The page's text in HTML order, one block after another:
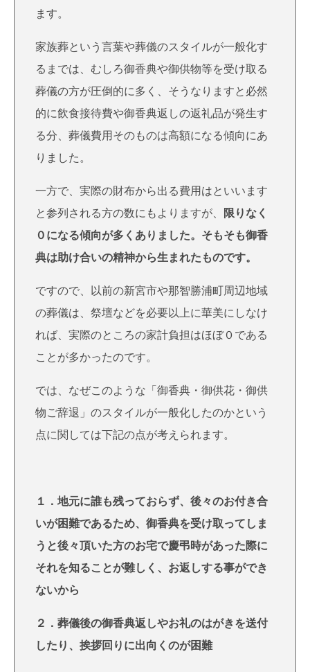
ます。
家族葬という言葉や葬儀のスタイルが一般化す
るまでは、むしろ御香典や御供物等を受け取る
葬儀の方が圧倒的に多く、そうなりますと必然
的に飲食接待費や御香典返しの返礼品が発生す
る分、葬儀費用そのものは高額になる傾向にあ
りました。
一方で、実際の財布から出る費用はといいます
と参列される方の数にもよりますが、
限りなく
０になる傾向が多くありました。そもそも御香
典は助け合いの精神から生まれたものです。
ですので、以前の新宮市や那智勝浦町周辺地域
の葬儀は、祭壇などを必要以上に華美にしなけ
れば、実際のところの家計負担はほぼ０である
ことが多かったのです。
では、なぜこのような「御香典・御供花・御供
物ご辞退」のスタイルが一般化したのかという
点に関しては下記の点が考えられます。
１．地元に誰も残っておらず、後々のお付き合
いが困難であるため、御香典を受け取ってしま
うと後々頂いた方のお宅で慶弔時があった際に
それを知ることが難しく、お返しする事ができ
ないから
２．葬儀後の御香典返しやお礼のはがきを送付
したり、挨拶回りに出向くのが困難